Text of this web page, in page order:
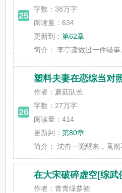
25
字数：38万字
阅读量：634
更新到：第62章
简介：
李亭鸢做过一件错
26
塑料夫妻在恋综当对
作者：蘑菇队长
字数： 27万字
阅读量：414
更新到：第80章
简介：
沈杏一觉醒来，竟
在大宋破碎虚空[综武
作者：青青绿萝裙